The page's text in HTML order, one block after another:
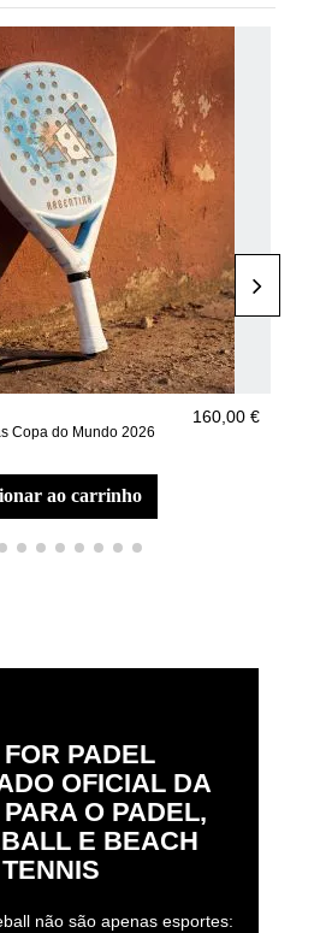
Copa do Mundo 2026
160,00 €
ao carrinho
PADEL
OFICIAL DA
O PADEL,
E BEACH
TENNIS
não são apenas esportes: